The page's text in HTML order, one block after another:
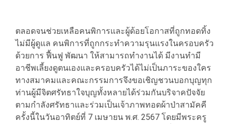
ตลอดจนช่วยเหลือคนพิการและผู้ด้อยโอกาสที่ถูกทอดทิ้ง
ไม่มีผู้ดูแล คนพิการที่ถูกกระทำความรุนแรงในครอบครัว
ด้วยการ ฟื้นฟู พัฒนา ให้สามารถทำงานได้ มีงานทำมี
อาชีพเลี้ยงดูตนเองและครอบครัวได้ไม่เป็นภาระของใคร
ทางสมาคมและคณะกรรมการจึงขอเชิญชวนบอกบุญทุก
ท่านผู้มีจิตศรัทธาใจบุญทั้งหลายได้ร่วมกันบริจาคปัจจัย
ตามกำลังศรัทธาและร่วมเป็นเจ้าภาพทอดผ้าป่าสามัคคี
ครั้งนี้ในวันอาทิตย์ที่ 7 เมษายน พ.ศ. 2567 โดยมีพระครู